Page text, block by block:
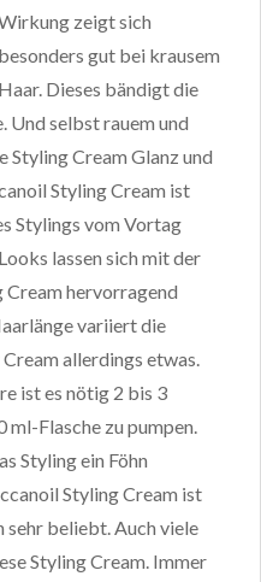
zeigt sich
besonders gut bei krausem
Haar. Dieses bändigt die
Und selbst rauem und
Cream Glanz und
Styling Cream ist
Stylings vom Vortag
lassen sich mit der
hervorragend
variiert die
allerdings etwas.
ist es nötig 2 bis 3
ml-Flasche zu pumpen.
Styling ein Föhn
Styling Cream ist
beliebt. Auch viele
Styling Cream. Immer